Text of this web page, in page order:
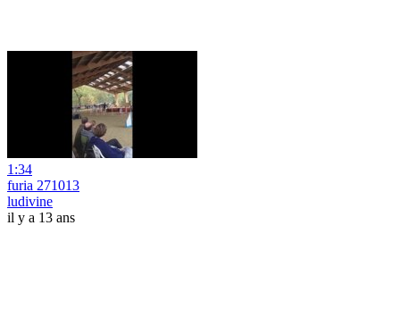
1:34
furia 271013
ludivine
il y a 13 ans